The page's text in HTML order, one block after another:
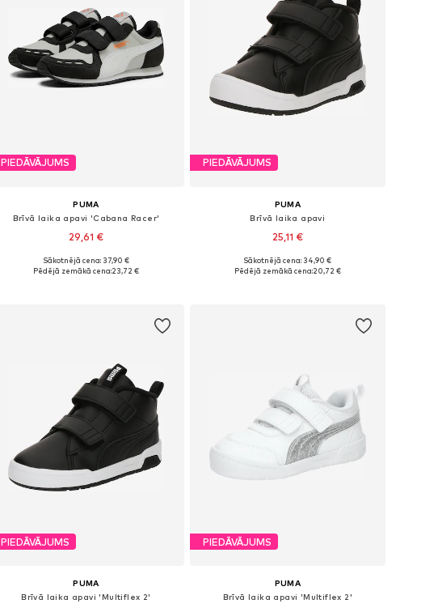
PIEDĀVĀJUMS
PUMA
Brīvā laika apavi 'Cabana Racer'
29,61 €
Pieejams daudzos izmēros
Sākotnējā cena: 37,90 €
Pēdējā zemākā cena:23,72 €
PIEDĀVĀJUMS
PUMA
Brīvā laika apavi
25,11 €
Pieejams daudzos izmēros
Sākotnējā cena: 34,90 €
Pēdējā zemākā cena:20,72 €
PIEDĀVĀJUMS
PUMA
Brīvā laika apavi 'Multiflex 2'
PIEDĀVĀJUMS
PUMA
Brīvā laika apavi 'Multiflex 2'